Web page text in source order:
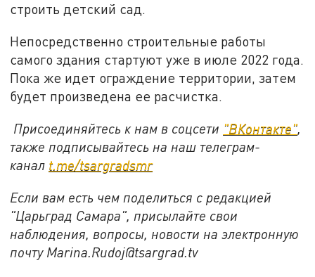
строить детский сад.
Непосредственно строительные работы
самого здания стартуют уже в июле 2022 года.
Пока же идет ограждение территории, затем
будет произведена ее расчистка.
Присоединяйтесь к нам в соцсети "ВКонтакте",
также подписывайтесь на наш телеграм-
канал t.me/tsargradsmr
Если вам есть чем поделиться с редакцией
"Царьград Самара", присылайте свои
наблюдения, вопросы, новости на электронную
почту Marina.Rudoj@tsargrad.tv